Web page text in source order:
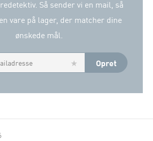
Så sender vi en mail, så
vare på lager, der matcher dine
ønskede mål.